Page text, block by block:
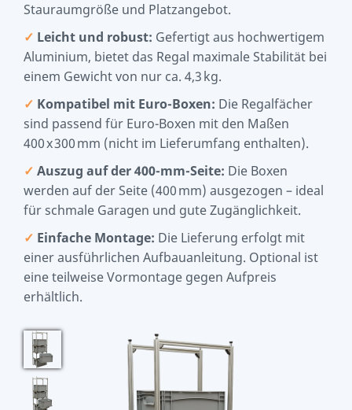
Stauraumgröße und Platzangebot.
✓ Leicht und robust: Gefertigt aus hochwertigem
Aluminium, bietet das Regal maximale Stabilität bei
einem Gewicht von nur ca. 4,3 kg.
✓ Kompatibel mit Euro-Boxen: Die Regalfächer
sind passend für Euro-Boxen mit den Maßen
400 x 300 mm (nicht im Lieferumfang enthalten).
✓ Auszug auf der 400-mm-Seite: Die Boxen
werden auf der Seite (400 mm) ausgezogen – ideal
für schmale Garagen und gute Zugänglichkeit.
✓ Einfache Montage: Die Lieferung erfolgt mit
einer ausführlichen Aufbauanleitung. Optional ist
eine teilweise Vormontage gegen Aufpreis
erhältlich.